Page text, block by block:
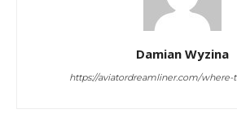
Damian Wyzina
https://aviatordreamliner.com/where-